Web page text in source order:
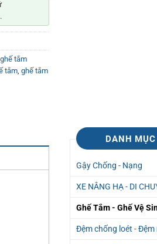
ghế tắm
tắm, ghế tắm
DANH
Gậy Chống - Nạng
XE NÂNG HẠ - DI
Ghế Tắm - Ghế Vệ
Đệm chống loét -